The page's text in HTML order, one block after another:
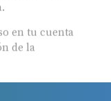
en tu cuenta
de la